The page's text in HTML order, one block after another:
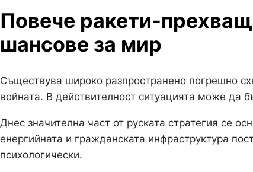
Повече ракети-
шансове за мир
Съществува широко разпространено погрешно
войната. В действителност ситуацията може да
Днес значителна част от руската стратегия се
енергийната и гражданската инфраструктура
психологически.